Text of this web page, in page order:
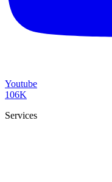
Youtube
106K
Services